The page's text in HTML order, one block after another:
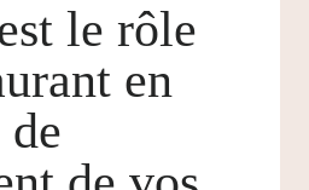
le rôle
en